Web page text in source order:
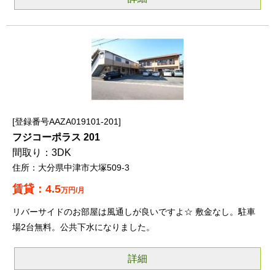
登録番号AAZA019101-201
フジコーポラス 201
3DK
大分県中津市大塚509-3
4.5万円/月
リバーサイドのお部屋は風通しが良いですよ☆ 敷金なし。駐車
場2台無料。公共下水になりました。
詳細